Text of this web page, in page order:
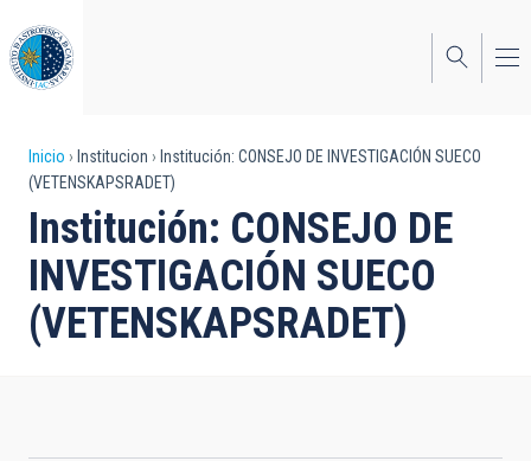
al
contenido
principal
Sobrescribir
enlaces
de
ayuda
a
Inicio Institucion
Institución: CONSEJO DE INVESTIGACIÓN SUECO
(VETENSKAPSRADET)
Institución: CONSEJO DE
INVESTIGACIÓN SUECO
(VETENSKAPSRADET)